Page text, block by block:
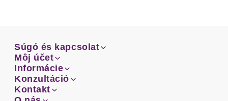
Súgó és kapcsolat
Email
Facebook
Súgó és kapcsolat
Email
Facebook
Môj účet
Prehľad objednávok
Môj účet
Prehľad objednávok
Informácie
Doprava
Informácie
Doprava
Konzultáció
Sprievodca-veľkosťami
Konzultáció
Kontakt
Kontakt